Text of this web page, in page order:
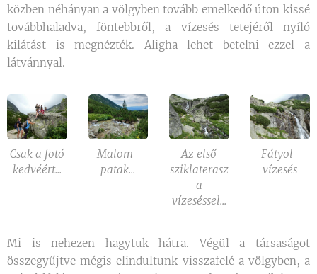
közben néhányan a völgyben tovább emelkedő úton kissé
továbbhaladva, föntebbről, a vízesés tetejéről nyíló
kilátást is megnézték. Aligha lehet betelni ezzel a
látvánnyal.
Csak a fotó
kedvéért...
Malom-
patak...
Az első
sziklaterasz
a
vízeséssel...
Fátyol-
vízesés
Mi is nehezen hagytuk hátra. Végül a társaságot
összegyűjtve mégis elindultunk visszafelé a völgyben, a